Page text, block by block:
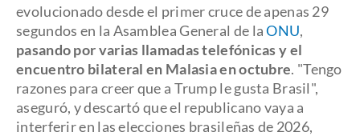
evolucionado desde el primer cruce de apenas 29
segundos en la Asamblea General de laONU,
pasando por varias llamadas telefónicas y el
encuentro bilateral en Malasia en octubre. "Tengo
razones para creer que a Trump le gusta Brasil",
aseguró, y descartó que el republicano vaya a
interferir en las elecciones brasileñas de 2026,